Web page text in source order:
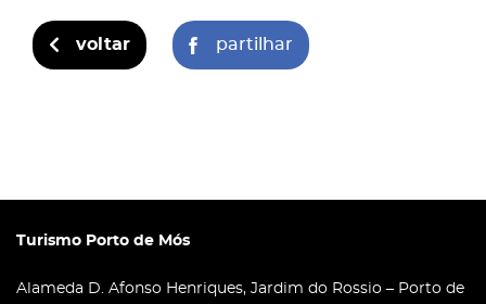
voltar partilhar
Turismo Porto de Mós
Alameda D. Afonso Henriques, Jardim do Rossio – Porto de